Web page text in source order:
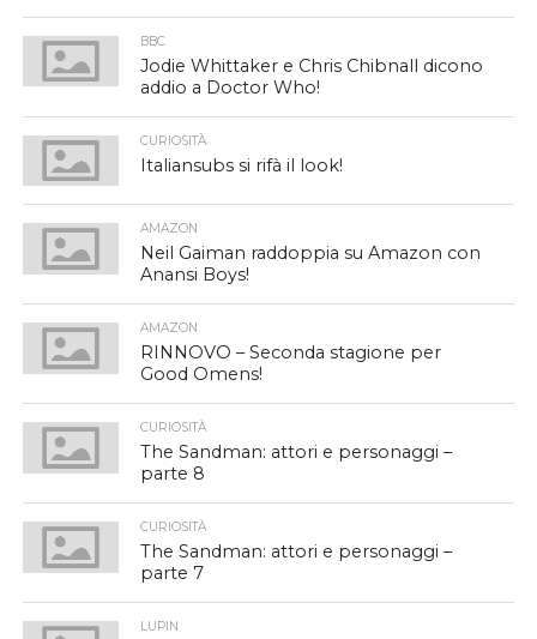
BBC
Jodie Whittaker e Chris Chibnall dicono
addio a Doctor Who!
CURIOSITÀ
Italiansubs si rifà il look!
AMAZON
Neil Gaiman raddoppia su Amazon con
Anansi Boys!
AMAZON
RINNOVO – Seconda stagione per
Good Omens!
CURIOSITÀ
The Sandman: attori e personaggi –
parte 8
CURIOSITÀ
The Sandman: attori e personaggi –
parte 7
LUPIN